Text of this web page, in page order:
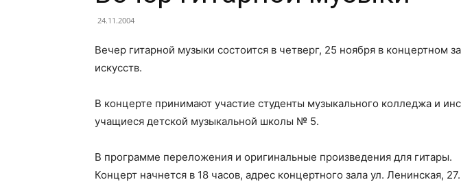
24.11.2004
Вечер гитарной музыки состоится в четверг, 25 ноября в концертном
искусств.
В концерте принимают участие студенты музыкального колледжа и
учащиеся детской музыкальной школы № 5.
В программе переложения и оригинальные произведения для гитары.
Концерт начнется в 18 часов, адрес концертного зала ул. Ленинская, 27.